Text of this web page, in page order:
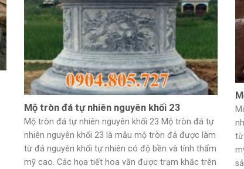
Mộ tròn đá tự nhiên nguyên khối 23
Mộ tròn đá tự nhiên nguyên khối 23 Mộ tròn đá tự
nhiên nguyên khối 23 là mẫu mộ tròn đá được làm
từ đá nguyên khối tự nhiên có độ bền và tính thẩm
mỹ cao. Các họa tiết hoa văn được trạm khắc trên